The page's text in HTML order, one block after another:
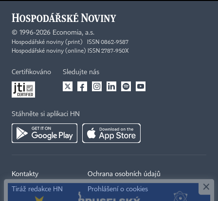
© 1996-2026 Economia, a.s.
Hospodářské noviny (print) ISSN 0862-9587
Hospodářské noviny (online) ISSN 2787-950X
Certifikováno Sledujte nás
Stáhněte si aplikaci HN
Kontakty
Tiráž redakce HN
Ochrana osobních údajů
Prohlášení o cookies